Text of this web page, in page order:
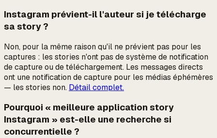
Instagram prévient-il l'auteur si je télécharge
sa story ?
Non, pour la même raison qu'il ne prévient pas pour les
captures : les stories n'ont pas de système de notification
de capture ou de téléchargement. Les messages directs
ont une notification de capture pour les médias éphémères
— les stories non. Détail complet.
Pourquoi « meilleure application story
Instagram » est-elle une recherche si
concurrentielle ?